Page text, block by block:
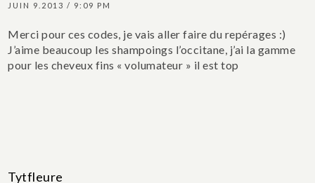
JUIN 9.2013 / 9:09 PM
Merci pour ces codes, je vais aller faire du repérages :)
J’aime beaucoup les shampoings l’occitane, j’ai la gamme
pour les cheveux fins « volumateur » il est top
Tytfleure